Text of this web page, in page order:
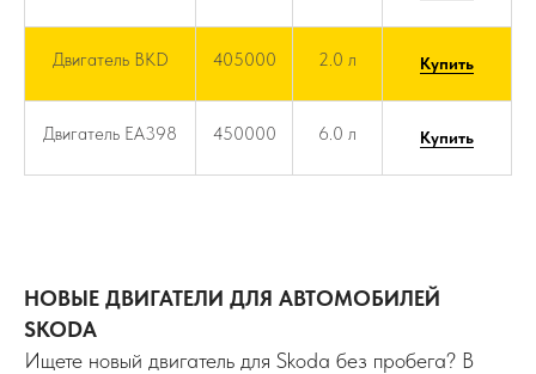
Двигатель BKD 405000 2.0 л Купить
Двигатель EA398 450000 6.0 л Купить
НОВЫЕ ДВИГАТЕЛИ ДЛЯ АВТОМОБИЛЕЙ
SKODA
Ищете новый двигатель для Skoda без пробега? В